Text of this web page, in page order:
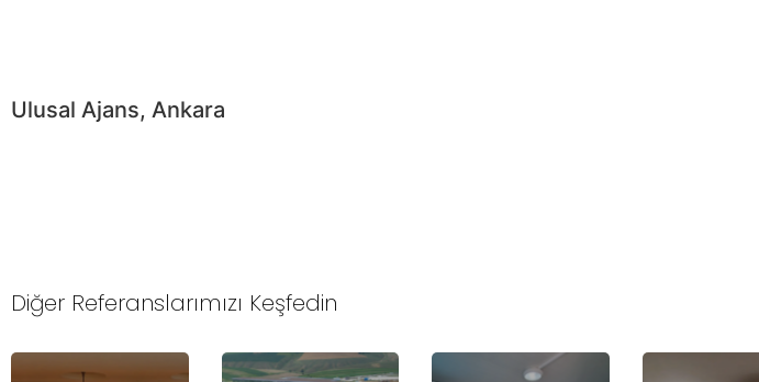
Ulusal Ajans, Ankara
Diğer Referanslarımızı Keşfedin